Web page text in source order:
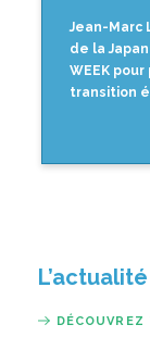
Jean-Marc
de la
WEEK
transition